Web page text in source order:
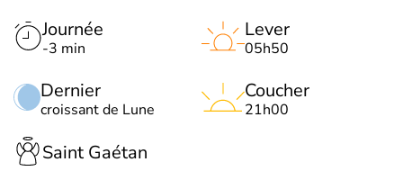
Journée
-3 min
Dernier
croissant de Lune
Lever
05h50
Coucher
21h00
Saint Gaétan